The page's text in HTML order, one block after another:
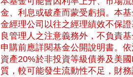
金、利息或破產而蒙受虧損。本
金經理公司以往之經理績效不保
良管理人之注意義務外，不負責
申購前應詳閱基金公開說明書。
資產20%於非投資等級債券及美
質，較可能發生流動性不足，財